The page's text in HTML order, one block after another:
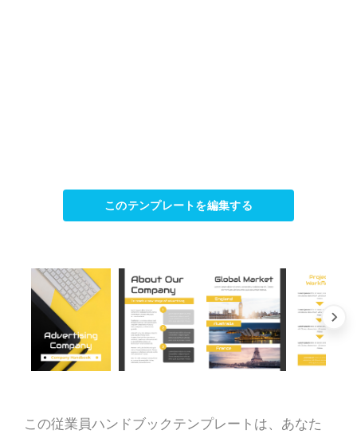
このテンプレートを編集する
この従業員ハンドブックテンプレートは、あなた